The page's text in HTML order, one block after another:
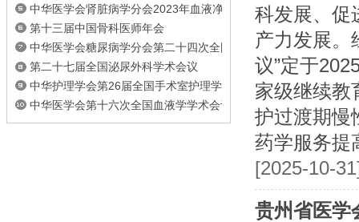
中华医学会肾脏病学分会2023年血液净化论坛
第十三届中国骨科医师年会
中华医学会糖尿病学分会第二十四次全国...
第二十七届全国泌尿外科学术会议
中华护理学会第26届全国手术室护理学术...
中华医学会第十六次全国血液学学术会议
科发展、促
产力发展。
议”定于
家级继续教
护过渡期慢
药学服务提
[2025-10-
贵州省医学